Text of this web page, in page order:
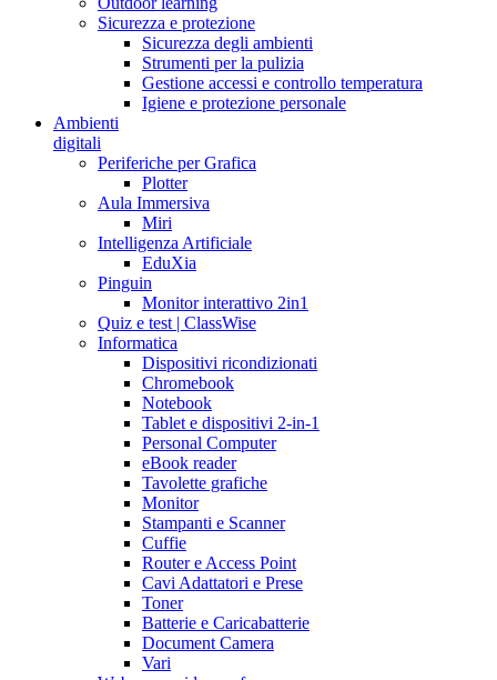
Sicurezza e protezione
Sicurezza degli ambienti
Strumenti per la pulizia
Gestione accessi e controllo temperatura
Igiene e protezione personale
Ambienti
digitali
Periferiche per Grafica
Plotter
Aula Immersiva
Miri
Intelligenza Artificiale
EduXia
Pinguin
Monitor interattivo 2in1
Quiz e test | ClassWise
Informatica
Dispositivi ricondizionati
Chromebook
Notebook
Tablet e dispositivi 2-in-1
Personal Computer
eBook reader
Tavolette grafiche
Monitor
Stampanti e Scanner
Cuffie
Router e Access Point
Cavi Adattatori e Prese
Toner
Batterie e Caricabatterie
Document Camera
Vari